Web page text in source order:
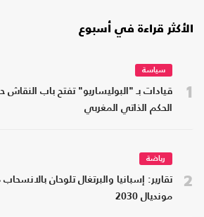
الأكثر قراءة في أسبوع
1
سياسة
قيادات بـ "البوليساريو" تفتح باب النقاش
الحكم الذاتي المغربي
2
رياضة
تقارير: إسبانيا والبرتغال تلوحان
مونديال 2030